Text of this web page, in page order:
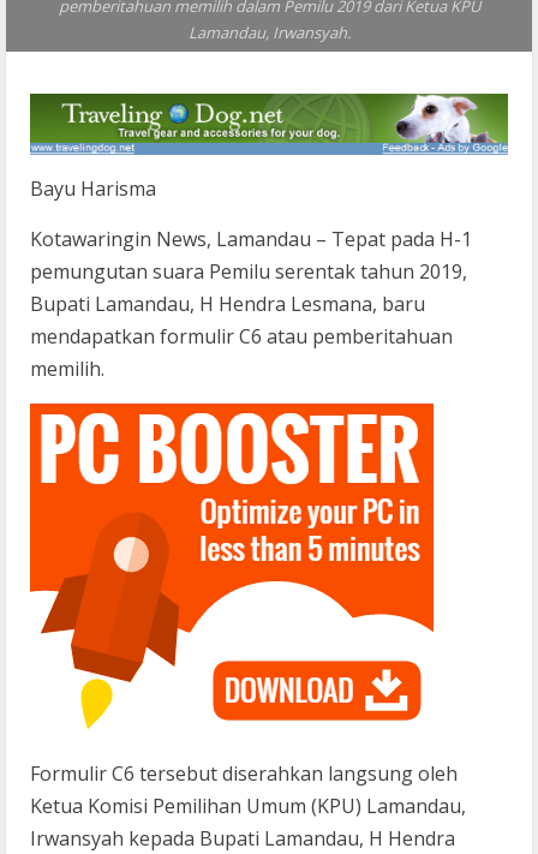
pemberitahuan memilih dalam Pemilu 2019 dari Ketua KPU
Lamandau, Irwansyah.
Bayu Harisma
Kotawaringin News, Lamandau – Tepat pada H-1
pemungutan suara Pemilu serentak tahun 2019,
Bupati Lamandau, H Hendra Lesmana, baru
mendapatkan formulir C6 atau pemberitahuan
memilih.
Formulir C6 tersebut diserahkan langsung oleh
Ketua Komisi Pemilihan Umum (KPU) Lamandau,
Irwansyah kepada Bupati Lamandau, H Hendra